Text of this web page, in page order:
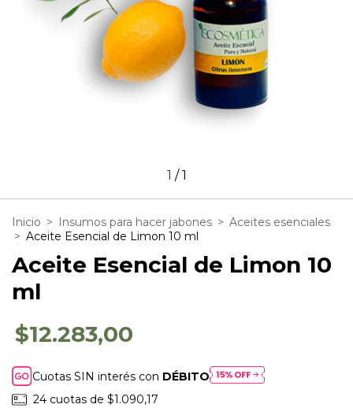
1 /1
Inicio > Insumos para hacer jabones > Aceites esenciales
> Aceite Esencial de Limon 10 ml
Aceite Esencial de Limon 10
ml
$12.283,00
Cuotas SIN interés con DÉBITO
24 cuotas de $1.090,17